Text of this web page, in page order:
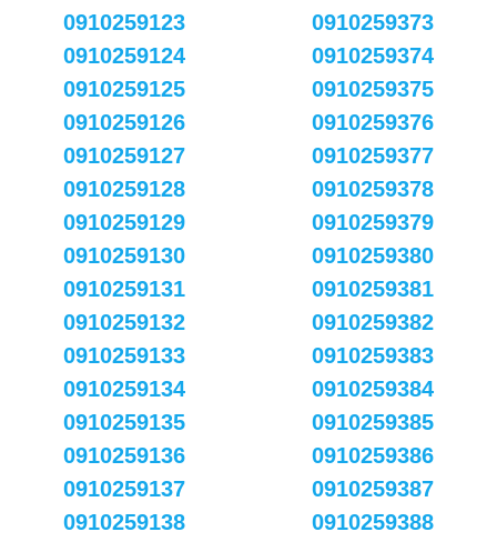
0910259123
0910259124
0910259125
0910259126
0910259127
0910259128
0910259129
0910259130
0910259131
0910259132
0910259133
0910259134
0910259135
0910259136
0910259137
0910259138
0910259373
0910259374
0910259375
0910259376
0910259377
0910259378
0910259379
0910259380
0910259381
0910259382
0910259383
0910259384
0910259385
0910259386
0910259387
0910259388